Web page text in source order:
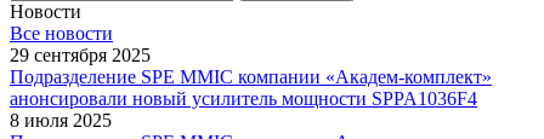
Новости
Все новости
29 сентября 2025
Подразделение SPE MMIC компании «Академ-комплект»
анонсировали новый усилитель мощности SPPA1036F4
8 июля 2025